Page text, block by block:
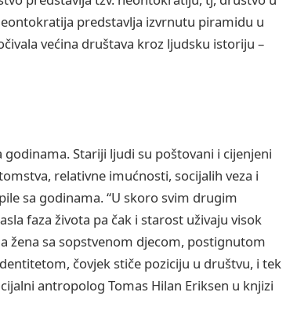
predstavlja izvrnutu piramidu u
većina društava kroz ljudsku istoriju –
Stariji ljudi su poštovani i cijenjeni
relativne imućnosti, socijalih veza i
sa godinama. “U skoro svim drugim
faza života pa čak i starost uživaju visok
žena sa sopstvenom djecom, postignutom
čovjek stiče poziciju u društvu, i tek
antropolog Tomas Hilan Eriksen u knjizi